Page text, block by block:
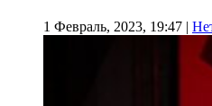
1 Февраль, 2023, 19:47 |